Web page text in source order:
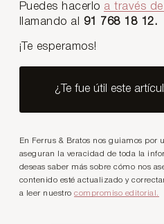
Puedes hacerlo a través
llamando al 91 768 18 12.
¡Te esperamos!
¿Te fue útil este
En Ferrus & Bratos nos guiamos por
aseguran la veracidad de toda la
deseas saber más sobre cómo nos
contenido esté actualizado y
a leer nuestrocompromiso editorial.